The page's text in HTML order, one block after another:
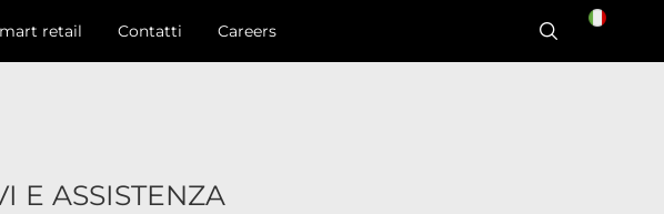
retail Contatti Careers
E ASSISTENZA